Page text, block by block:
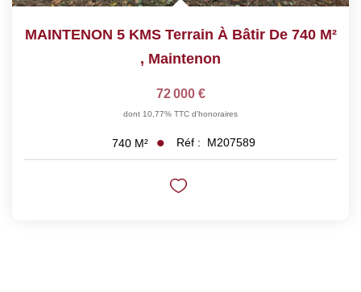
MAINTENON 5 KMS Terrain À Bâtir De 740 M²
, Maintenon
72 000 €
dont 10,77% TTC d'honoraires
740 M² Réf : M207589